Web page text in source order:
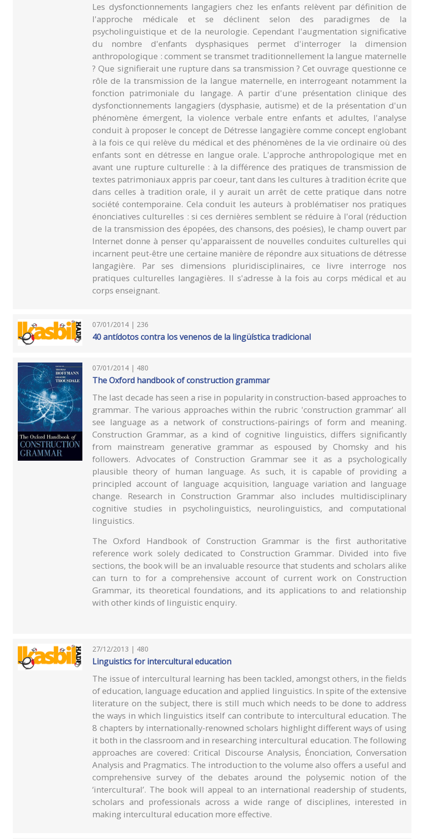
Les dysfonctionnements langagiers chez les enfants relèvent par définition de
l'approche médicale et se déclinent selon des paradigmes de la
psycholinguistique et de la neurologie. Cependant l'augmentation significative
du nombre d'enfants dysphasiques permet d'interroger la dimension
anthropologique : comment se transmet traditionnellement la langue maternelle
? Que signifierait une rupture dans sa transmission ? Cet ouvrage questionne ce
rôle de la transmission de la langue maternelle, en interrogeant notamment la
fonction patrimoniale du langage. A partir d'une présentation clinique des
dysfonctionnements langagiers (dysphasie, autisme) et de la présentation d'un
phénomène émergent, la violence verbale entre enfants et adultes, l'analyse
conduit à proposer le concept de Détresse langagière comme concept englobant
à la fois ce qui relève du médical et des phénomènes de la vie ordinaire où des
enfants sont en détresse en langue orale. L'approche anthropologique met en
avant une rupture culturelle : à la différence des pratiques de transmission de
textes patrimoniaux appris par coeur, tant dans les cultures à tradition écrite que
dans celles à tradition orale, il y aurait un arrêt de cette pratique dans notre
société contemporaine. Cela conduit les auteurs à problématiser nos pratiques
énonciatives culturelles : si ces dernières semblent se réduire à l'oral (réduction
de la transmission des épopées, des chansons, des poésies), le champ ouvert par
Internet donne à penser qu'apparaissent de nouvelles conduites culturelles qui
incarnent peut-être une certaine manière de répondre aux situations de détresse
langagière. Par ses dimensions pluridisciplinaires, ce livre interroge nos
pratiques culturelles langagières. Il s'adresse à la fois au corps médical et au
corps enseignant.
07/01/2014 | 236
40 antídotos contra los venenos de la lingüística tradicional
07/01/2014 | 480
The Oxford handbook of construction grammar
The last decade has seen a rise in popularity in construction-based approaches to
grammar. The various approaches within the rubric 'construction grammar' all
see language as a network of constructions-pairings of form and meaning.
Construction Grammar, as a kind of cognitive linguistics, differs significantly
from mainstream generative grammar as espoused by Chomsky and his
followers. Advocates of Construction Grammar see it as a psychologically
plausible theory of human language. As such, it is capable of providing a
principled account of language acquisition, language variation and language
change. Research in Construction Grammar also includes multidisciplinary
cognitive studies in psycholinguistics, neurolinguistics, and computational
linguistics.
The Oxford Handbook of Construction Grammar is the first authoritative
reference work solely dedicated to Construction Grammar. Divided into five
sections, the book will be an invaluable resource that students and scholars alike
can turn to for a comprehensive account of current work on Construction
Grammar, its theoretical foundations, and its applications to and relationship
with other kinds of linguistic enquiry.
27/12/2013 | 480
Linguistics for intercultural education
The issue of intercultural learning has been tackled, amongst others, in the fields
of education, language education and applied linguistics. In spite of the extensive
literature on the subject, there is still much which needs to be done to address
the ways in which linguistics itself can contribute to intercultural education. The
8 chapters by internationally-renowned scholars highlight different ways of using
it both in the classroom and in researching intercultural education. The following
approaches are covered: Critical Discourse Analysis, Énonciation, Conversation
Analysis and Pragmatics. The introduction to the volume also offers a useful and
comprehensive survey of the debates around the polysemic notion of the
‘intercultural’. The book will appeal to an international readership of students,
scholars and professionals across a wide range of disciplines, interested in
making intercultural education more effective.